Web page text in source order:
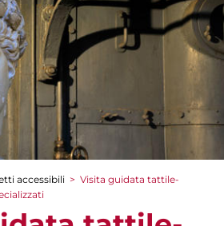
accessibili > Visita guidata tattile-